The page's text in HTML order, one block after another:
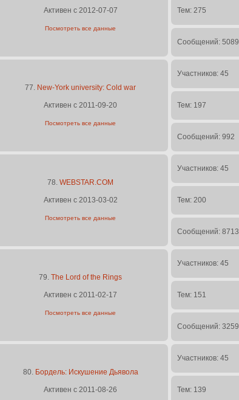
Активен с 2012-07-07
Посмотреть все данные
Тем: 275
Сообщений: 5089
77. New-York university: Сold war
Активен с 2011-09-20
Посмотреть все данные
Участников: 45
Тем: 197
Сообщений: 992
78. WEBSTAR.COM
Активен с 2013-03-02
Посмотреть все данные
Участников: 45
Тем: 200
Сообщений: 8713
79. The Lord of the Rings
Активен с 2011-02-17
Посмотреть все данные
Участников: 45
Тем: 151
Сообщений: 3259
80. Бордель: Искушение Дьявола
Активен с 2011-08-26
Участников: 45
Тем: 139